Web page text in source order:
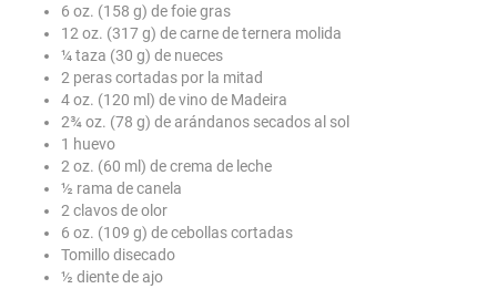
6 oz. (158 g) de foie gras
12 oz. (317 g) de carne de ternera molida
¼ taza (30 g) de nueces
2 peras cortadas por la mitad
4 oz. (120 ml) de vino de Madeira
2¾ oz. (78 g) de arándanos secados al sol
1 huevo
2 oz. (60 ml) de crema de leche
½ rama de canela
2 clavos de olor
6 oz. (109 g) de cebollas cortadas
Tomillo disecado
½ diente de ajo